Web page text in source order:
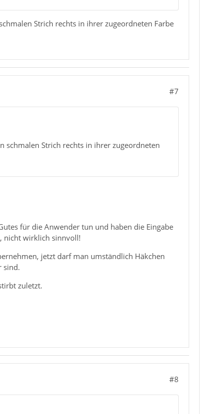
Strich rechts in ihrer zugeordneten Farbe
#7
schmalen Strich rechts in ihrer zugeordneten
für die Anwender tun und haben die Eingabe
nicht wirklich sinnvoll!
jetzt darf man umständlich Häkchen
sind.
zuletzt.
#8